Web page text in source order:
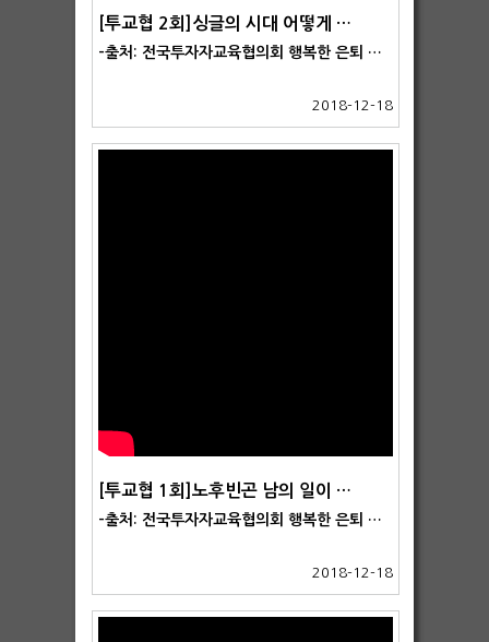
[투교협 2회]싱글의 시대 어떻게 대비할 것인가?
-출처: 전국투자자교육협의회 행복한 은퇴 설계를 위해 강창희대표가 소개하는 [40대부터 시작하는 행복 100세 자산관리] 시리즈!
2018-12-18
[투교협 1회]노후빈곤 남의 일이 아니다.
-출처: 전국투자자교육협의회 행복한 은퇴 설계를 위해 강창희대표가 소개하는 [40대부터 시작하는 행복 100세 자산관리] 시리즈!
2018-12-18